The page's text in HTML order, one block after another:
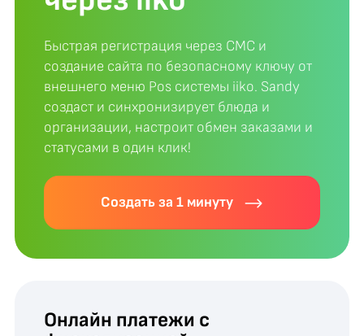
Быстрая регистрация через СМС и
создание сайта по безопасному ключу от
внешнего меню Pos системы iiko. Sandy
создаст и синхронизирует блюда и
организации, настроит обмен заказами и
статусами в один клик!
Создать за 1 минуту
Онлайн платежи с